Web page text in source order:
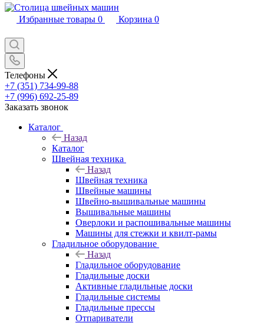
Избранные товары 0 Корзина 0
Телефоны
+7 (351) 734-99-88
+7 (996) 692-25-89
Заказать звонок
Каталог
Назад
Каталог
Швейная техника
Назад
Швейная техника
Швейные машины
Швейно-вышивальные машины
Вышивальные машины
Оверлоки и распошивальные машины
Машины для стежки и квилт-рамы
Гладильное оборудование
Назад
Гладильное оборудование
Гладильные доски
Активные гладильные доски
Гладильные системы
Гладильные прессы
Отпариватели